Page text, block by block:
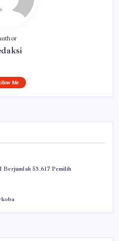
Me
53.617 Pemilih